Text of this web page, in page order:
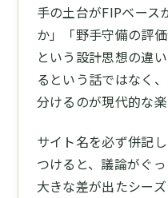
手の土台がFIPベース
か」「野手守備の評価
という設計思想の違
るという話ではなく
分けるのが現代的な
サイト名を必ず併記
つけると、議論がぐ
大きな差が出たシー